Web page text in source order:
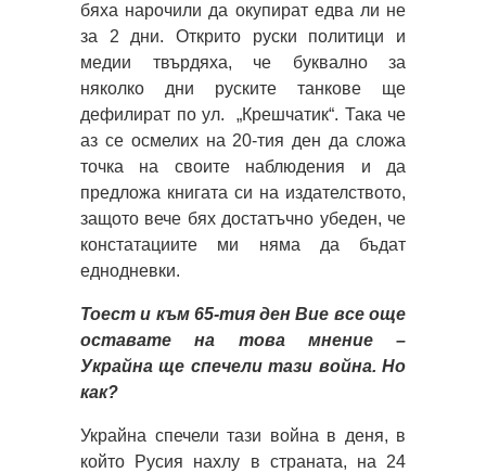
бяха нарочили да окупират едва ли не
за 2 дни. Открито руски политици и
медии твърдяха, че буквално за
няколко дни руските танкове ще
дефилират по ул. „Крешчатик“. Така че
аз се осмелих на 20-тия ден да сложа
точка на своите наблюдения и да
предложа книгата си на издателството,
защото вече бях достатъчно убеден, че
констатациите ми няма да бъдат
еднодневки.
Тоест и към 65-тия ден Вие все още
оставате на това мнение –
Украйна ще спечели тази война. Но
как?
Украйна спечели тази война в деня, в
който Русия нахлу в страната, на 24